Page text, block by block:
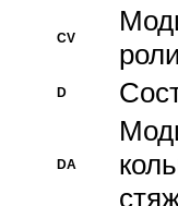
CV
D
DA